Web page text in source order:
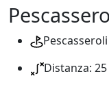
Pescasseroli
Distanza: